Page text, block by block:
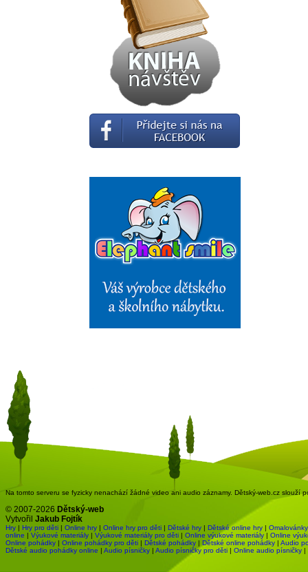
Na tomto serveru se fyzicky nenachází žádné video ani audio záznamy. Dětský-web.cz slouží
© 2007-2026 Dětský-web
Vytvořil Jakub Fojtík
Hry | Hry pro děti | Online hry | Online hry pro děti | Dětské hry | Dětské online hry | Omalovánky
online | Výukové materiály | Výukové materiály pro děti | Online výukové materiály | Online
Online pohádky | Online pohádky pro děti | Dětské pohádky | Dětské online pohádky | Audio
Dětské audio pohádky online | Audio písničky | Audio písničky pro děti | Online audio písničky |